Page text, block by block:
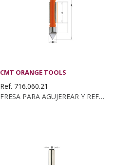
CMT ORANGE TOOLS
Ref. 716.060.21
FRESA PARA AGUJEREAR Y REFUNDIRHWM INT.S:6...